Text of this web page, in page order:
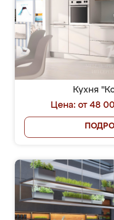
Кухня
Цена: от 48